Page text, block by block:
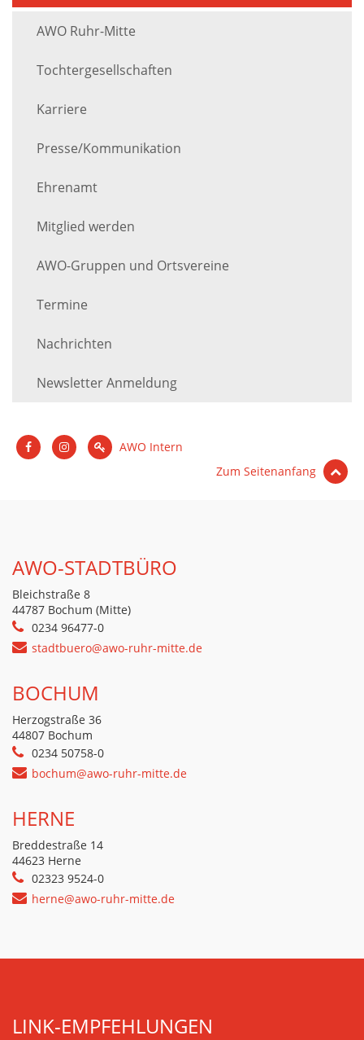
AWO Ruhr-Mitte
Tochtergesellschaften
Karriere
Presse/Kommunikation
Ehrenamt
Mitglied werden
AWO-Gruppen und Ortsvereine
Termine
Nachrichten
Newsletter Anmeldung
AWO Intern
Zum Seitenanfang
AWO-STADTBÜRO
Bleichstraße 8
44787 Bochum (Mitte)
0234 96477-0
stadtbuero@awo-ruhr-mitte.de
BOCHUM
Herzogstraße 36
44807 Bochum
0234 50758-0
bochum@awo-ruhr-mitte.de
HERNE
Breddestraße 14
44623 Herne
02323 9524-0
herne@awo-ruhr-mitte.de
LINK-EMPFEHLUNGEN